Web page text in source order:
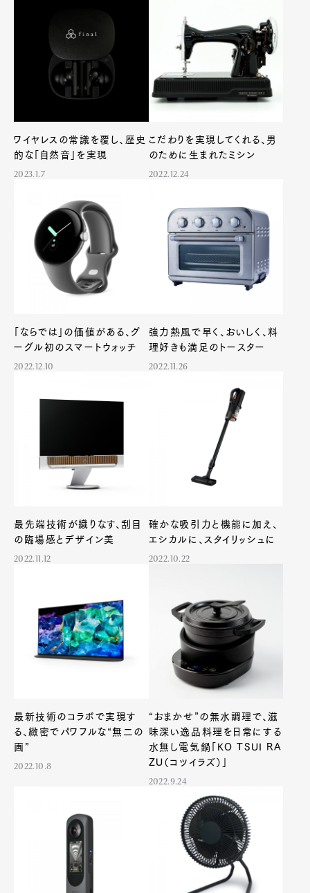
ワイヤレスの常識を覆し、歴史
的な「自然音」を実現
2023.1.7
こだわりを実現してくれる、男
のために生まれたミシン
2022.12.24
「ならでは」の価値がある、グ
ーグル初のスマートウォッチ
2022.12.10
強力熱風で早く、おいしく、料
理好きも満足のトースター
2022.11.26
最先端技術が織りなす、刮目
の臨場感とデザイン美
2022.11.12
確かな吸引力と機能に加え、
エシカルに、スタイリッシュに
2022.10.22
最新技術のコラボで実現す
る、緻密でパワフルな“無二の
画”
2022.10.8
“おまかせ”の無水調理で、滋
味深い逸品料理を日常にする
水無し電気鍋「KO TSUI RA
ZU（コツイラズ）」
2022.9.24